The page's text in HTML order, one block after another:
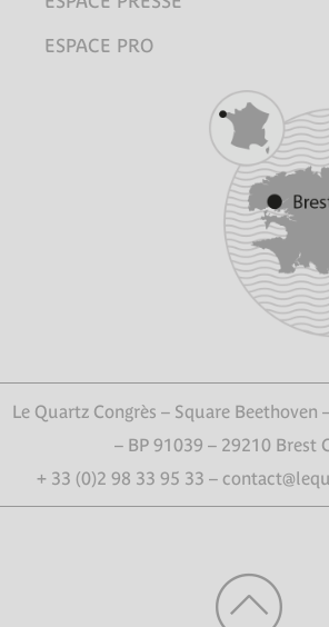
ESPACE PRO
Le Quartz Congrès – Square Beethoven
– BP 91039 – 29210 Brest
+ 33 (0)2 98 33 95 33 –